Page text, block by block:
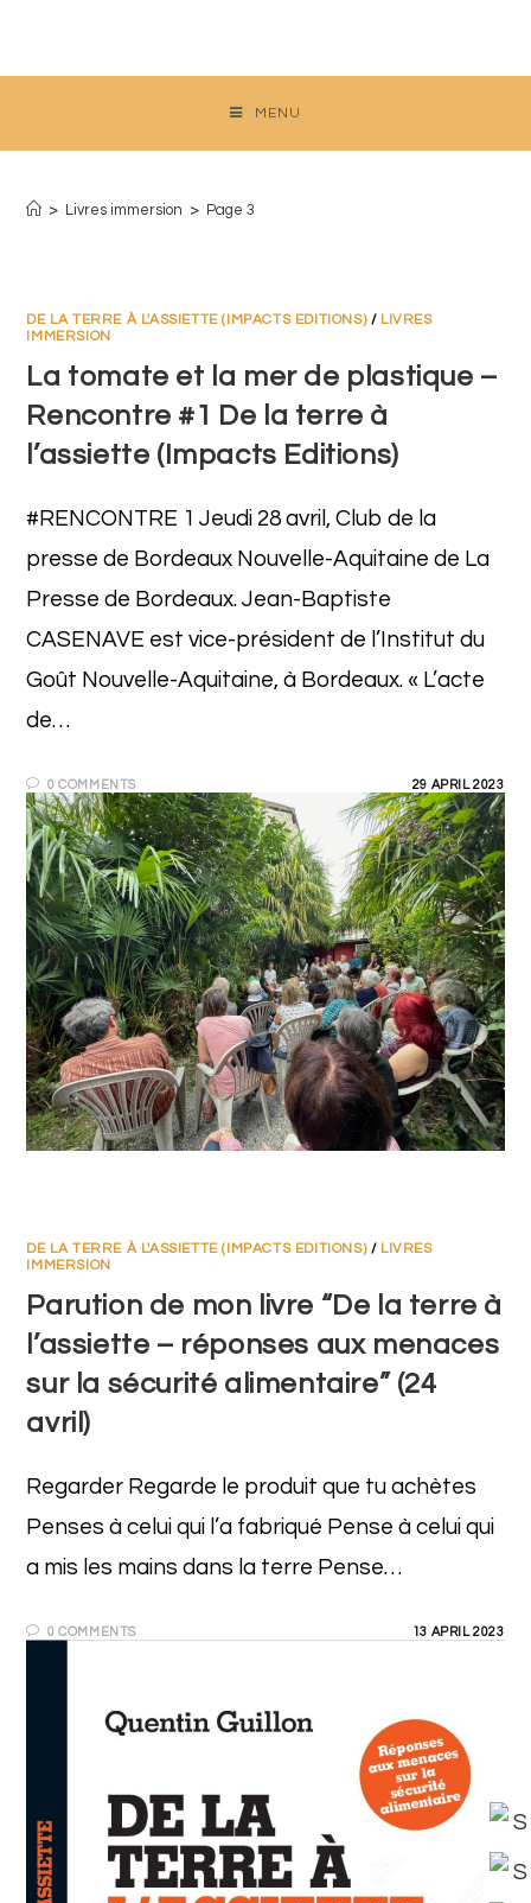
content
MENU
> Livres immersion > Page 3
DE LA TERRE À L'ASSIETTE (IMPACTS EDITIONS)/ LIVRES
IMMERSION
La tomate et la mer de plastique –
Rencontre #1 De la terre à
l’assiette (Impacts Editions)
#RENCONTRE 1 Jeudi 28 avril, Club de la
presse de Bordeaux Nouvelle-Aquitaine de La
Presse de Bordeaux. Jean-Baptiste
CASENAVE est vice-président de l’Institut du
Goût Nouvelle-Aquitaine, à Bordeaux. « L’acte
de…
0 COMMENTS 29 APRIL 2023
DE LA TERRE À L'ASSIETTE (IMPACTS EDITIONS)/ LIVRES
IMMERSION
Parution de mon livre “De la terre à
l’assiette – réponses aux menaces
sur la sécurité alimentaire” (24
avril)
Regarder Regarde le produit que tu achètes
Penses à celui qui l’a fabriqué Pense à celui qui
a mis les mains dans la terre Pense…
0 COMMENTS 13 APRIL 2023